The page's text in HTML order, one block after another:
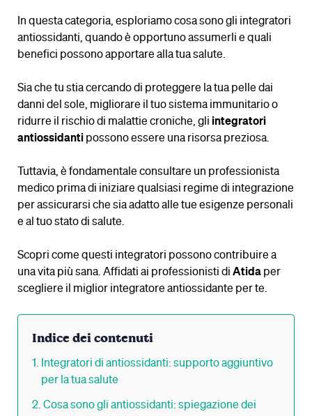
In questa categoria, esploriamo cosa sono gli integratori
antiossidanti, quando è opportuno assumerli e quali
benefici possono apportare alla tua salute.
Sia che tu stia cercando di proteggere la tua pelle dai
danni del sole, migliorare il tuo sistema immunitario o
ridurre il rischio di malattie croniche, gli integratori
antiossidanti possono essere una risorsa preziosa.
Tuttavia, è fondamentale consultare un professionista
medico prima di iniziare qualsiasi regime di integrazione
per assicurarsi che sia adatto alle tue esigenze personali
e al tuo stato di salute.
Scopri come questi integratori possono contribuire a
una vita più sana. Affidati ai professionisti di Atida per
scegliere il miglior integratore antiossidante per te.
Indice dei contenuti
Integratori di antiossidanti: supporto aggiuntivo
per la tua salute
Cosa sono gli antiossidanti: spiegazione dei